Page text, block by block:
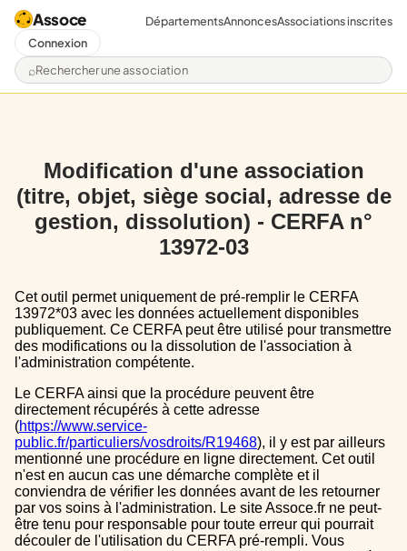
Assoce
Rechercher une association
DépartementsAnnoncesAssociations inscrites
Connexion
Modification d'une association
(titre, objet, siège social, adresse de
gestion, dissolution) - CERFA n°
13972-03
Cet outil permet uniquement de pré-remplir le CERFA
13972*03 avec les données actuellement disponibles
publiquement. Ce CERFA peut être utilisé pour transmettre
des modifications ou la dissolution de l'association à
l'administration compétente.
Le CERFA ainsi que la procédure peuvent être
directement récupérés à cette adresse
(https://www.service-
public.fr/particuliers/vosdroits/R19468), il y est par ailleurs
mentionné une procédure en ligne directement. Cet outil
n'est en aucun cas une démarche complète et il
conviendra de vérifier les données avant de les retourner
par vos soins à l'administration. Le site Assoce.fr ne peut-
être tenu pour responsable pour toute erreur qui pourrait
découler de l'utilisation du CERFA pré-rempli. Vous